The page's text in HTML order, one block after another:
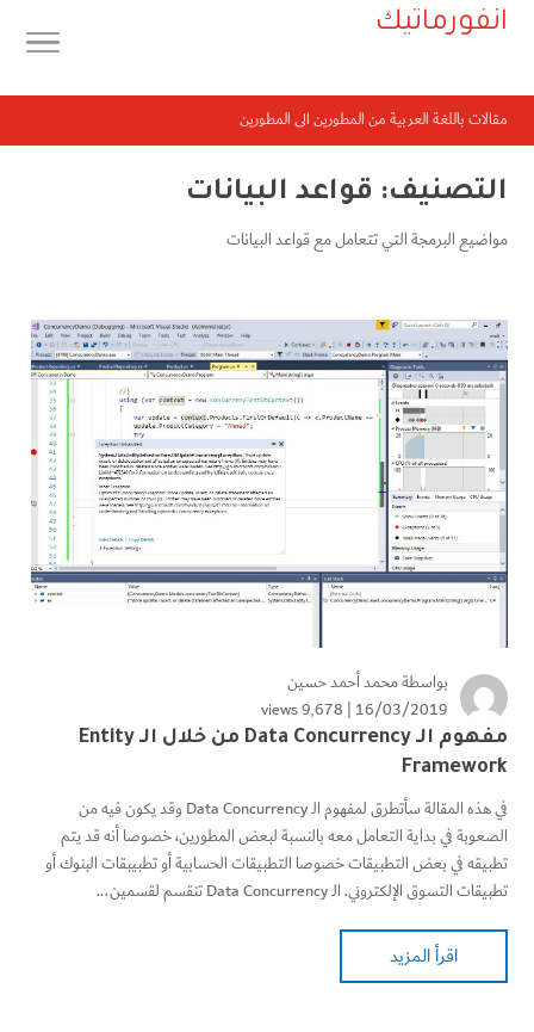
انفورماتيك
مقالات باللغة العربية من المطورين الى المطورين
التصنيف: قواعد البيانات
مواضيع البرمجة التي تتعامل مع قواعد البيانات
بواسطةمحمد أحمد حسين
16/03/2019 | 9٬678 views
مفهوم الـ Data Concurrency من خلال الـ Entity
Framework
في هذه المقالة سأتطرق لمفهوم الـ Data Concurrency وقد يكون فيه من
الصعوبة في بداية التعامل معه بالنسبة لبعض المطورين، خصوصا أنه قد يتم
تطبيقه في بعض التطبيقات خصوصا التطبيقات الحسابية أو تطبيبقات البنوك أو
تطبيقات التسوق الإلكتروني. الـ Data Concurrency تنقسم لقسمين...
اقرأ المزيد